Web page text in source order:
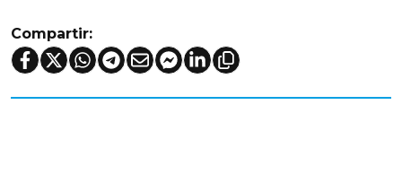
Compartir: